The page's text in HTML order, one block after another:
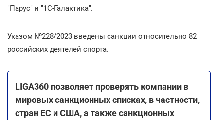
"Парус" и "1С-Галактика".
Указом №228/2023 введены санкции относительно 82
российских деятелей спорта.
LIGA360 позволяет проверять компании в
мировых санкционных списках, в частности,
стран ЕС и США, а также санкционных